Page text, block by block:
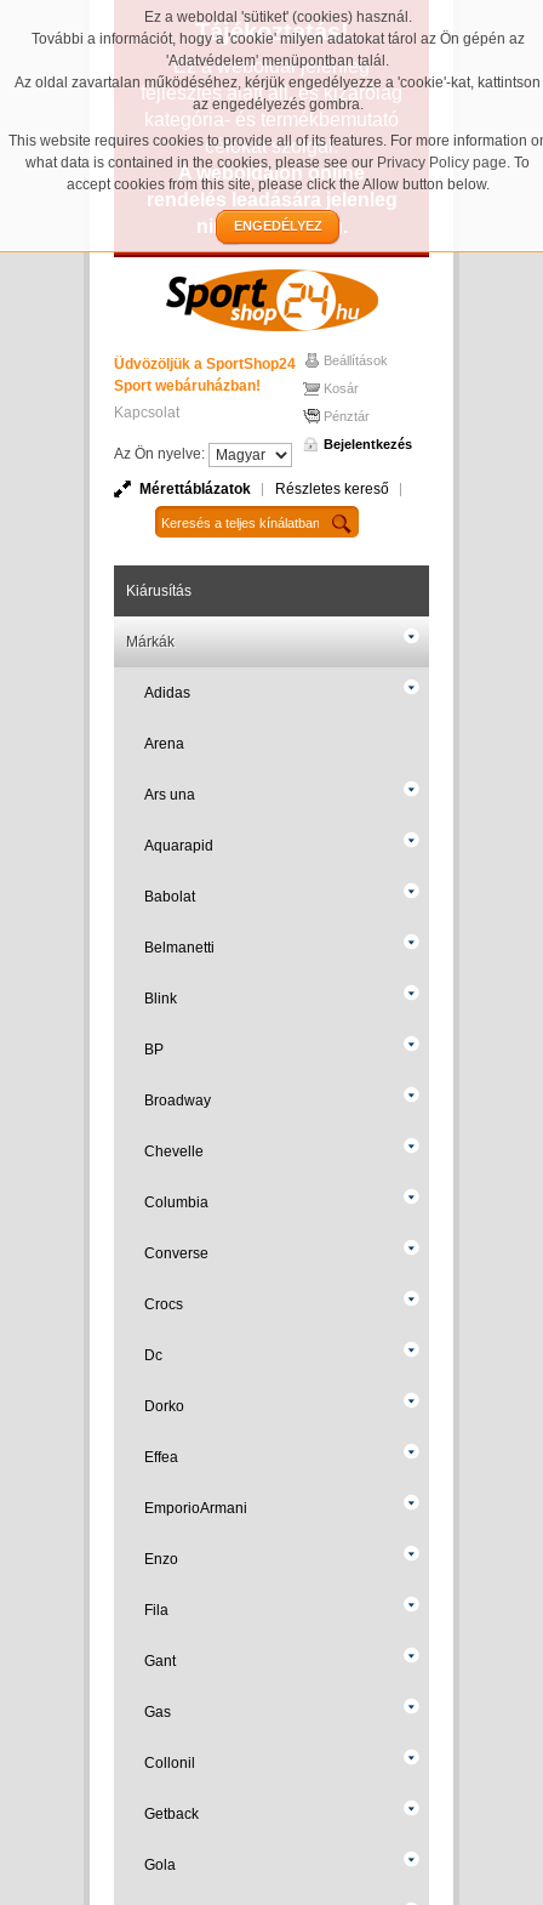
Ez a weboldal 'sütiket' (cookies) használ.
További a információt, hogy a 'cookie' milyen adatokat tárol az Ön gépén az
'Adatvédelem' menüpontban talál.
Az oldal zavartalan működéséhez, kérjük engedélyezze a 'cookie'-kat, kattintson
az engedélyezés gombra.
This website requires cookies to provide all of its features. For more information
what data is contained in the cookies, please see our Privacy Policy page. To
accept cookies from this site, please click the Allow button below.
ENGEDÉLYEZ
Tájékoztatás!
Ez a weboldal jelenleg
fejlesztés alatt áll, és kizárólag
kategória- és termékbemutató
célokat szolgál.
A weboldalon online
rendelés leadására jelenleg
nincs lehetőség.
Üdvözöljük a SportShop24
Sport webáruházban!
Kapcsolat
Az Ön nyelve:
Beállítások
Kosár
Pénztár
Bejelentkezés
Mérettáblázatok Részletes kereső
Kiárusítás
Márkák
Adidas
Arena
Ars una
Aquarapid
Babolat
Belmanetti
Blink
BP
Broadway
Chevelle
Columbia
Converse
Crocs
Dc
Dorko
Effea
EmporioArmani
Enzo
Fila
Gant
Gas
Collonil
Getback
Gola